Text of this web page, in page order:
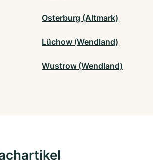
Osterburg (Altmark)
Lüchow (Wendland)
Wustrow (Wendland)